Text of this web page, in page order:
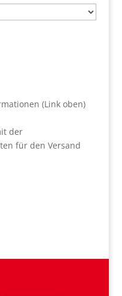
(Link oben)
der
für den Versand